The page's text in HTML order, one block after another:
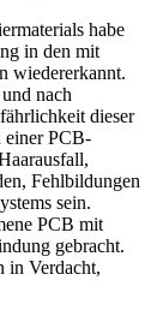
habe
in den mit
wiedererkannt.
nach
dieser
einer PCB-
Fehlbildungen
sein.
PCB mit
gebracht.
in Verdacht,